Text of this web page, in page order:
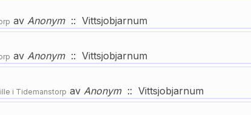
av Anonym:: Vittsjobjarnum
av Anonym:: Vittsjobjarnum
i Tidemanstorp av Anonym:: Vittsjobjarnum